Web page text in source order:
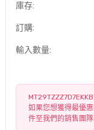
庫存:
訂購:
輸入數量:
如果您想獲得最優
件至我們的銷售團隊